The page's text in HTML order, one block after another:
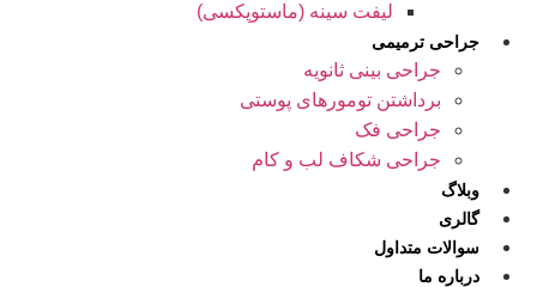
لیفت سینه (ماستوپکسی)
جراحی ترمیمی
جراحی بینی ثانویه
برداشتن تومورهای پوستی
جراحی فک
جراحی شکاف لب و کام
وبلاگ
گالری
سوالات متداول
درباره ما